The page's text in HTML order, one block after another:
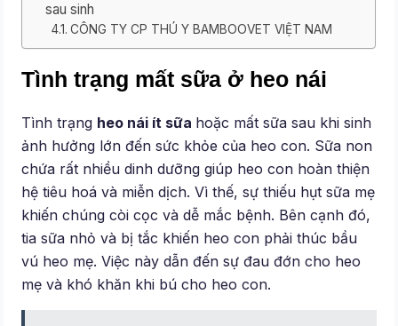
sau sinh
CÔNG TY CP THÚ Y BAMBOOVET VIỆT NAM
Tình trạng mất sữa ở heo nái
Tình trạng heo nái ít sữa hoặc mất sữa sau khi sinh
ảnh hưởng lớn đến sức khỏe của heo con. Sữa non
chứa rất nhiều dinh dưỡng giúp heo con hoàn thiện
hệ tiêu hoá và miễn dịch. Vì thế, sự thiếu hụt sữa mẹ
khiến chúng còi cọc và dễ mắc bệnh. Bên cạnh đó,
tia sữa nhỏ và bị tắc khiến heo con phải thúc bầu
vú heo mẹ. Việc này dẫn đến sự đau đớn cho heo
mẹ và khó khăn khi bú cho heo con.